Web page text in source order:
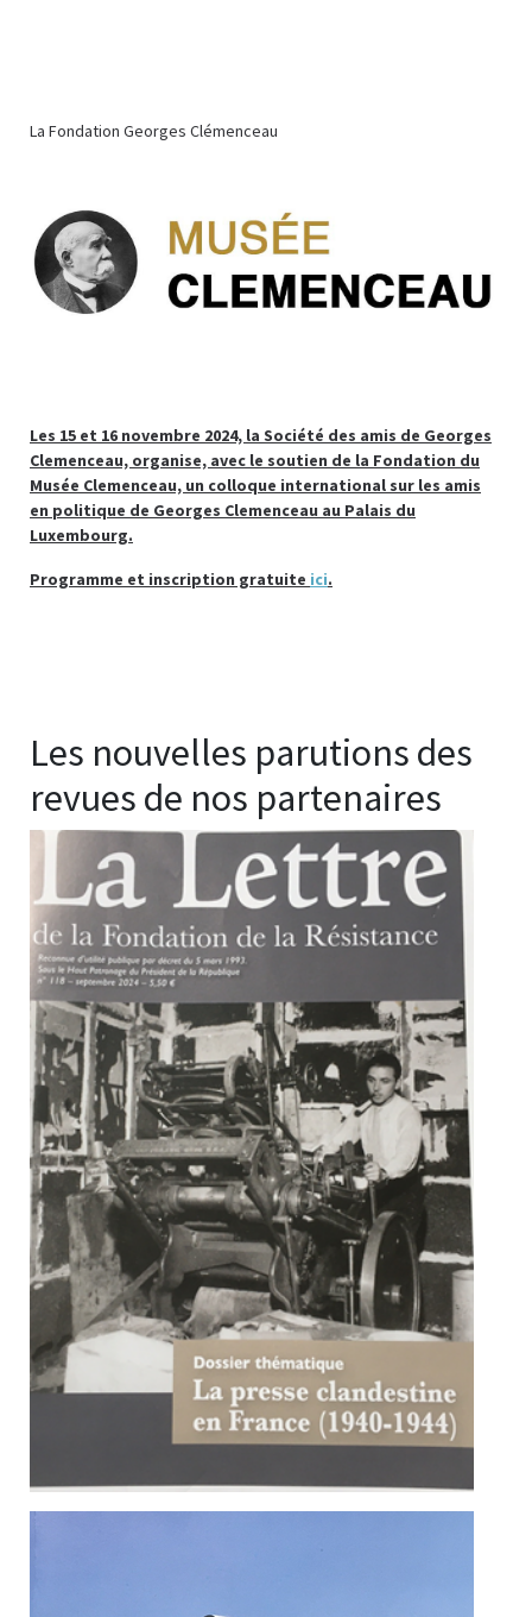
La Fondation Georges Clémenceau
Les 15 et 16 novembre 2024, la Société des amis de Georges
Clemenceau, organise, avec le soutien de la Fondation du
Musée Clemenceau, un colloque international sur les amis
en politique de Georges Clemenceau au Palais du
Luxembourg.
Programme et inscription gratuite ici.
Les nouvelles parutions des
revues de nos partenaires